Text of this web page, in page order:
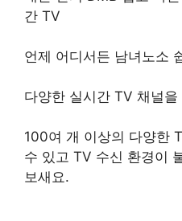
간 TV
언제 어디서든 남녀노소
다양한 실시간 TV 채널
100여 개 이상의 다양한
수 있고 TV 수신 환경이
보새요.